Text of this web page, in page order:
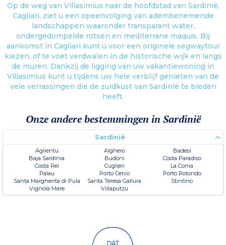
Op de weg van Villasimius naar de hoofdstad van Sardinië,
Cagliari, ziet u een opeenvolging van adembenemende
landschappen waaronder transparant water,
ondergedompelde rotsen en mediterrane maquis. Bij
aankomst in Cagliari kunt u voor een originele segwaytour
kiezen, of te voet verdwalen in de historische wijk en langs
de muren. Dankzij de ligging van uw vakantiewoning in
Villasimius kunt u tijdens uw hele verblijf genieten van de
vele verrassingen die de zuidkust van Sardinië te bieden
heeft.
Onze andere bestemmingen in Sardinië
Sardinië
Aglientu Alghero
Badesi
Baja Sardinia
Budoni
Costa Paradiso
Costa Rei
Cuglieri
La Conia
Palau
Porto Cervo
Porto Rotondo
Santa Margherita di Pula
Santa Teresa Gallura
Stintino
Vignola Mare
Villaputzu